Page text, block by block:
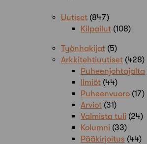
Uutiset (847)
Kilpailut (108)
Työnhakijat (5)
Arkkitehtiuutiset (428)
Puheenjohtajalta
Ilmiöt (44)
Puheenvuoro (17)
Arviot (31)
Valmista tuli (24)
Kolumni (33)
Pääkirjoitus (44)